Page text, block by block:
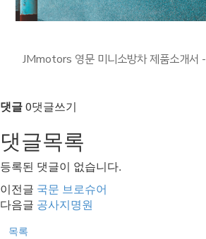
JMmotors 영문 미니소방차 제품소개서 -
댓글0댓글쓰기
댓글목록
등록된 댓글이 없습니다.
이전글 국문 브로슈어
다음글 공사지명원
목록